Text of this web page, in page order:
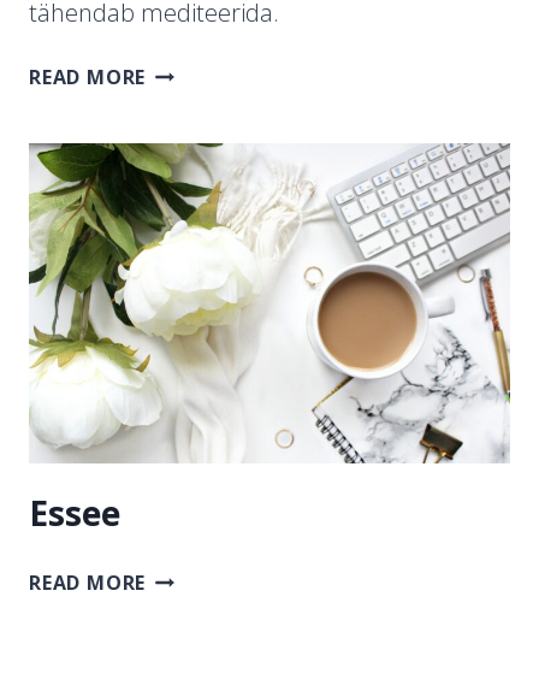
tähendab mediteerida.
READ MORE ESSEE
Essee
READ MORE ESSEE